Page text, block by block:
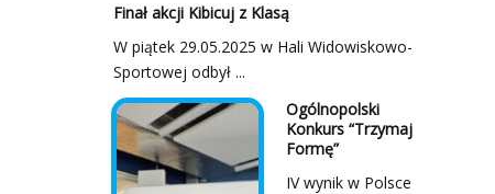
Finał akcji Kibicuj z Klasą
W piątek 29.05.2025 w Hali Widowiskowo-
Sportowej odbył ...
Ogólnopolski
Konkurs “Trzymaj
Formę”
IV wynik w Polsce